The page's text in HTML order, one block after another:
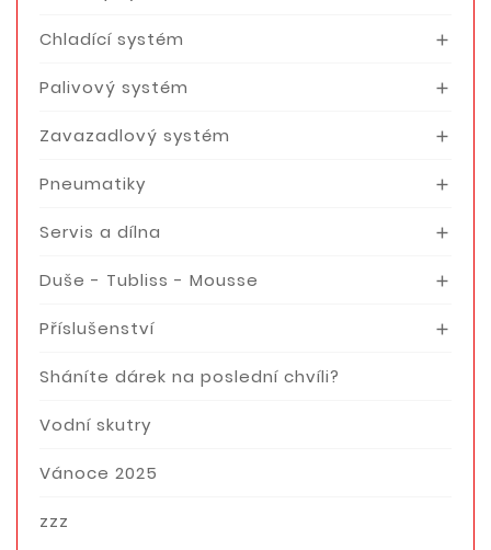
Chladící systém 
Palivový systém 
Zavazadlový systém 
Pneumatiky 
Servis a dílna 
Duše - Tubliss - Mousse 
Příslušenství 
Sháníte dárek na poslední chvíli?
Vodní skutry
Vánoce 2025
zzz